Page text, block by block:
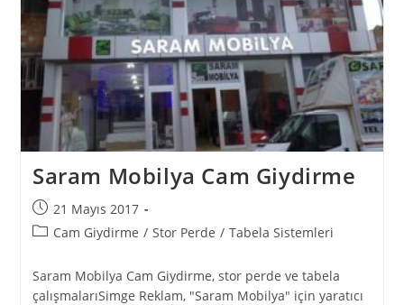
Saram Mobilya Cam Giydirme
21 Mayıs 2017
Cam Giydirme / Stor Perde / Tabela Sistemleri
Saram Mobilya Cam Giydirme, stor perde ve tabela
çalışmalarıSimge Reklam, "Saram Mobilya" için yaratıcı